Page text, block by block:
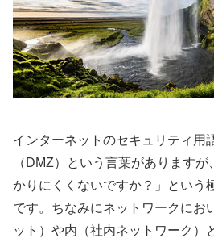
インターネットのセキュリティ用
（DMZ）という言葉があります
かりにくくないですか？」という
です。ちなみにネットワークにお
ット）や内（社内ネットワーク）